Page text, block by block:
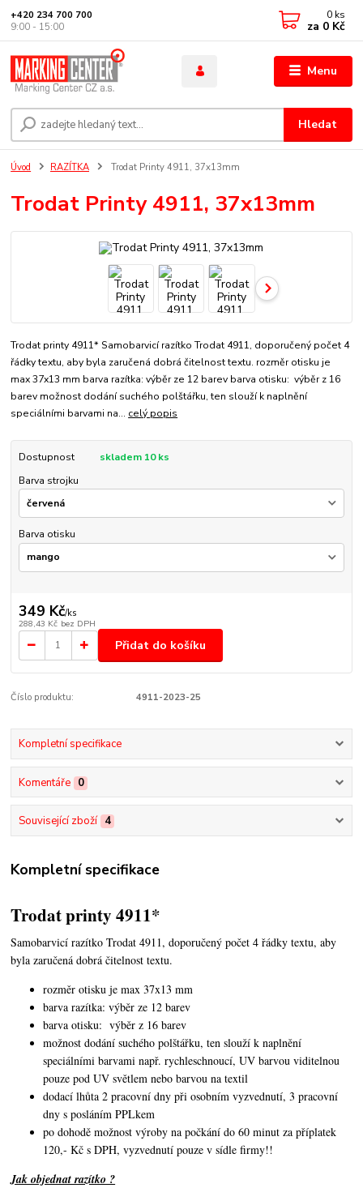
Menu
Hledat
+420 234 700 700
9:00 - 15:00
0 ks
za 0 Kč
Úvod RAZÍTKA Trodat Printy 4911, 37x13mm
Trodat Printy 4911, 37x13mm
Trodat printy 4911* Samobarvicí razítko Trodat 4911, doporučený počet 4
řádky textu, aby byla zaručená dobrá čitelnost textu. rozměr otisku je
max 37x13 mm barva razítka: výběr ze 12 barev barva otisku: výběr z 16
barev možnost dodání suchého polštářku, ten slouží k naplnění
speciálními barvami na... celý popis
Dostupnost
skladem 10 ks
Barva strojku
Barva otisku
349 Kč/ks
288,43 Kč bez DPH
Přidat do košíku
Číslo produktu: 4911-2023-25
Kompletní specifikace
Komentáře 0
Související zboží 4
Kompletní specifikace
Trodat printy 4911*
Samobarvicí razítko Trodat 4911, doporučený počet 4 řádky textu,aby
byla zaručená dobrá čitelnost textu.
rozměr otisku je max 37x13 mm
barva razítka: výběr ze 12 barev
barva otisku: výběr z 16 barev
možnost dodání suchého polštářku, ten slouží k naplnění
speciálními barvami např. rychleschnoucí, UV barvou viditelnou
pouze pod UV světlem nebo barvou na textil
dodací lhůta 2 pracovní dny při osobním vyzvednutí, 3 pracovní
dny s posláním PPLkem
po dohodě možnost výroby na počkání do 60 minut za příplatek
120,- Kč s DPH, vyzvednutí pouze v sídle firmy!!
Jak objednat razítko ?